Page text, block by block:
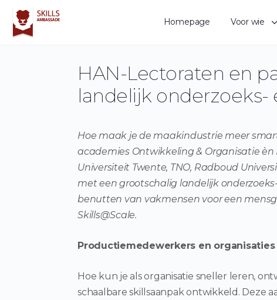
Homepage Voor wie
HAN-Lectoraten en
landelijk
Hoe maak je de maakindustrie meer
academies Ontwikkeling & Organisatie èn
Universiteit Twente, TNO, Radboud
met een grootschalig landelijk
benutten van vakmensen voor een
Skills@Scale.
Productiemedewerkers en
Hoe kun je als organisatie sneller leren,
schaalbare skillsaanpak ontwikkeld. Deze